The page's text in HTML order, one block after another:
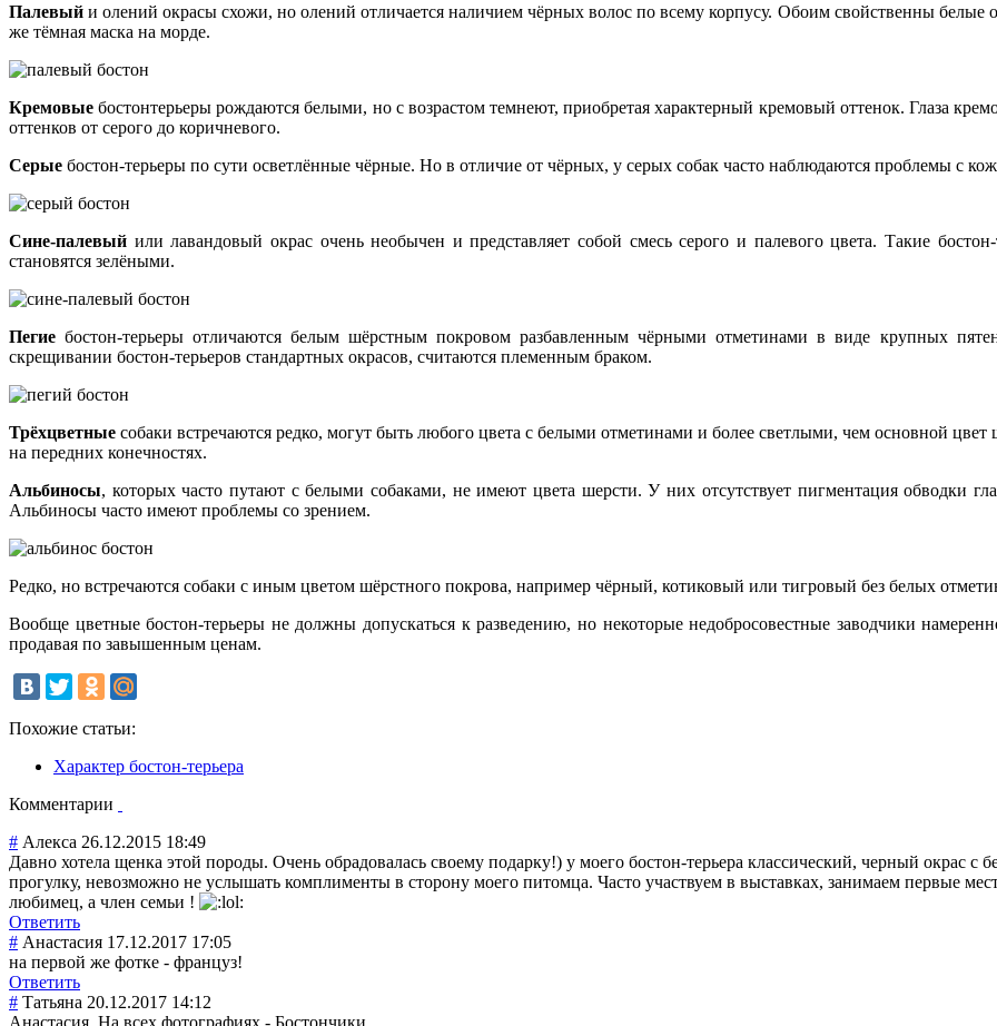
Палевый и олений окрасы схожи, но олений отличается наличием чёрных волос по всему корпусу. Обоим свойственны белые
же тёмная маска на морде.
Кремовые бостонтерьеры рождаются белыми, но с возрастом темнеют, приобретая характерный кремовый оттенок. Глаза
оттенков от серого до коричневого.
Серые бостон-терьеры по сути осветлённые чёрные. Но в отличие от чёрных, у серых собак часто наблюдаются проблемы с
Сине-палевый или лавандовый окрас очень необычен и представляет собой смесь серого и палевого цвета. Такие
становятся зелёными.
Пегие бостон-терьеры отличаются белым шёрстным покровом разбавленным чёрными отметинами в виде крупных
скрещивании бостон-терьеров стандартных окрасов, считаются племенным браком.
Трёхцветные собаки встречаются редко, могут быть любого цвета с белыми отметинами и более светлыми, чем основной
на передних конечностях.
Альбиносы, которых часто путают с белыми собаками, не имеют цвета шерсти. У них отсутствует пигментация обводки
Альбиносы часто имеют проблемы со зрением.
Редко, но встречаются собаки с иным цветом шёрстного покрова, например чёрный, котиковый или тигровый без белых
Вообще цветные бостон-терьеры не должны допускаться к разведению, но некоторые недобросовестные заводчики
продавая по завышенным ценам.
Похожие статьи:
Характер бостон-терьера
Комментарии
# Алекса 26.12.2015 18:49
Давно хотела щенка этой породы. Очень обрадовалась своему подарку!) у моего бостон-терьера классический, черный окрас
прогулку, невозможно не услышать комплименты в сторону моего питомца. Часто участвуем в выставках, занимаем первые
любимец, а член семьи !
Ответить
# Анастасия 17.12.2017 17:05
на первой же фотке - француз!
Ответить
# Татьяна 20.12.2017 14:12
Анастасия. На всех фотографиях - Бостончики.